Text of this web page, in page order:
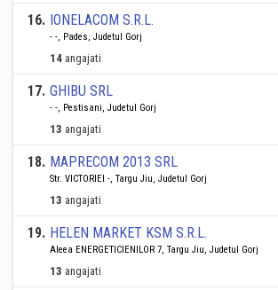
16. IONELACOM S.R.L.
- -, Pades, Judetul Gorj
14 angajati
17. GHIBU SRL
- -, Pestisani, Judetul Gorj
13 angajati
18. MAPRECOM 2013 SRL
Str. VICTORIEI -, Targu Jiu, Judetul Gorj
13 angajati
19. HELEN MARKET KSM S.R.L.
Aleea ENERGETICIENILOR 7, Targu Jiu, Judetul Gorj
13 angajati